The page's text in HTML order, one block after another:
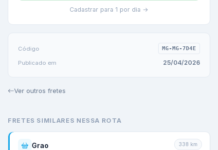
Cadastrar para 1 por dia →
Código MG-MG-7D4E
Publicado em 25/04/2026
Ver outros fretes
FRETES SIMILARES NESSA ROTA
Grao 338 km